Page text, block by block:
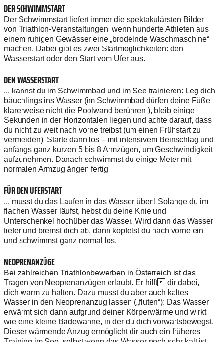
DER SCHWIMMSTART
Der Schwimmstart liefert immer die spektakulärsten Bilder
von Triathlon-Veranstaltungen, wenn hunderte Athleten aus
einem ruhigen Gewässer eine „brodelnde Waschmaschine“
machen. Dabei gibt es zwei Startmöglichkeiten: den
Wasserstart oder den Start vom Ufer aus.
DEN WASSERSTART
... kannst du im Schwimmbad und im See trainieren: Leg dich
bäuchlings ins Wasser (im Schwimmbad dürfen deine Füße
klarerweise nicht die Poolwand berühren ), bleib einige
Sekunden in der Horizontalen liegen und achte darauf, dass
du nicht zu weit nach vorne treibst (um einen Frühstart zu
vermeiden). Starte dann los – mit intensivem Beinschlag und
anfangs ganz kurzen 5 bis 8 Armzügen, um Geschwindigkeit
aufzunehmen. Danach schwimmst du einige Meter mit
normalen Armzuglängen fertig.
FÜR DEN UFERSTART
... musst du das Laufen in das Wasser üben! Solange du im
flachen Wasser läufst, hebst du deine Knie und
Unterschenkel hochüber das Wasser. Wird dann das Wasser
tiefer und bremst dich ab, dann köpfelst du nach vorne ein
und schwimmst ganz normal los.
NEOPRENANZÜGE
Bei zahlreichen Triathlonbewerben in Österreich ist das
Tragen von Neoprenanzügen erlaubt. Er hilft dir dabei,
dich warm zu halten. Dazu musst du aber auch kaltes
Wasser in den Neoprenanzug lassen („fluten“): Das Wasser
erwärmt sich dann aufgrund deiner Körperwärme und wirkt
wie eine kleine Badewanne, in der du dich vorwärtsbewegst.
Dieser wärmende Anzug ermöglicht dir auch ein früheres